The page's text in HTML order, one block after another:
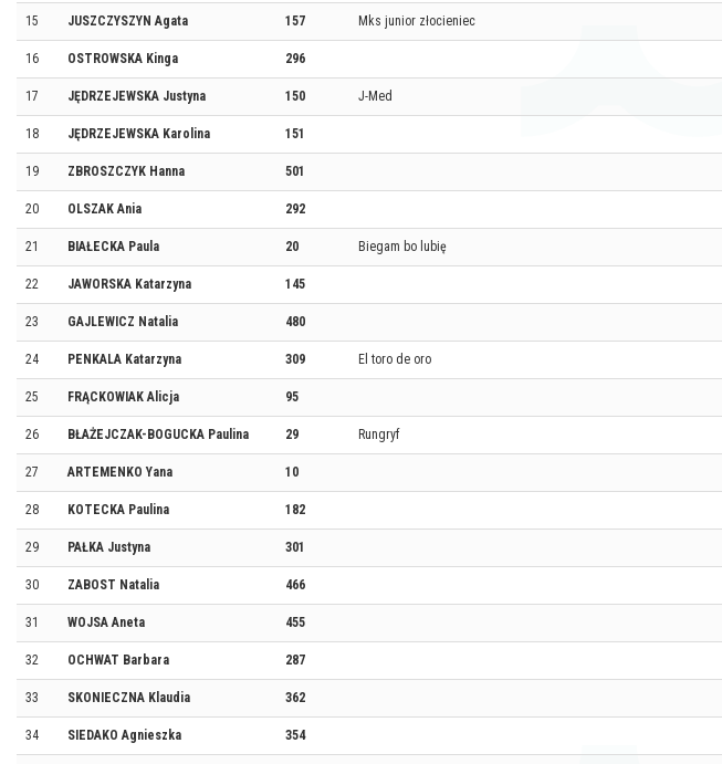
15 JUSZCZYSZYN Agata 157 Mks junior złocieniec
16 OSTROWSKA Kinga 296
17 JĘDRZEJEWSKA Justyna 150 J-Med
18 JĘDRZEJEWSKA Karolina 151
19 ZBROSZCZYK Hanna 501
20 OLSZAK Ania 292
21 BIAŁECKA Paula 20 Biegam bo lubię
22 JAWORSKA Katarzyna 145
23 GAJLEWICZ Natalia 480
24 PENKALA Katarzyna 309 El toro de oro
25 FRĄCKOWIAK Alicja 95
26 BŁAŻEJCZAK-BOGUCKA Paulina 29 Rungryf
27 ARTEMENKO Yana 10
28 KOTECKA Paulina 182
29 PAŁKA Justyna 301
30 ZABOST Natalia 466
31 WOJSA Aneta 455
32 OCHWAT Barbara 287
33 SKONIECZNA Klaudia 362
34 SIEDAKO Agnieszka 354